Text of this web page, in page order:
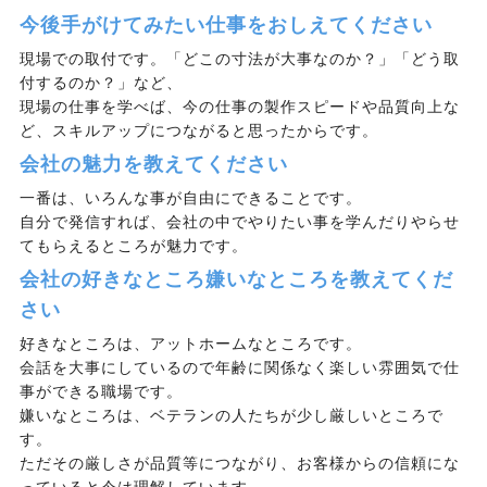
今後手がけてみたい仕事をおしえてください
現場での取付です。「どこの寸法が大事なのか？」「どう取
付するのか？」など、
現場の仕事を学べば、今の仕事の製作スピードや品質向上な
ど、スキルアップにつながると思ったからです。
会社の魅力を教えてください
一番は、いろんな事が自由にできることです。
自分で発信すれば、会社の中でやりたい事を学んだりやらせ
てもらえるところが魅力です。
会社の好きなところ嫌いなところを教えてくだ
さい
好きなところは、アットホームなところです。
会話を大事にしているので年齢に関係なく楽しい雰囲気で仕
事ができる職場です。
嫌いなところは、ベテランの人たちが少し厳しいところで
す。
ただその厳しさが品質等につながり、お客様からの信頼にな